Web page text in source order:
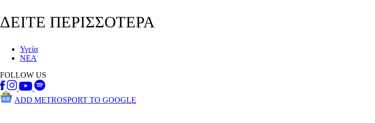
ΔΕΙΤΕ ΠΕΡΙΣΣΟΤΕΡΑ
Υγεία
ΝΕΑ
FOLLOW US
ADD METROSPORT TO GOOGLE